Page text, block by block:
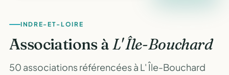
INDRE-ET-LOIRE
Associations àL' Île-Bouchard
50 associations référencées à L' Île-Bouchard